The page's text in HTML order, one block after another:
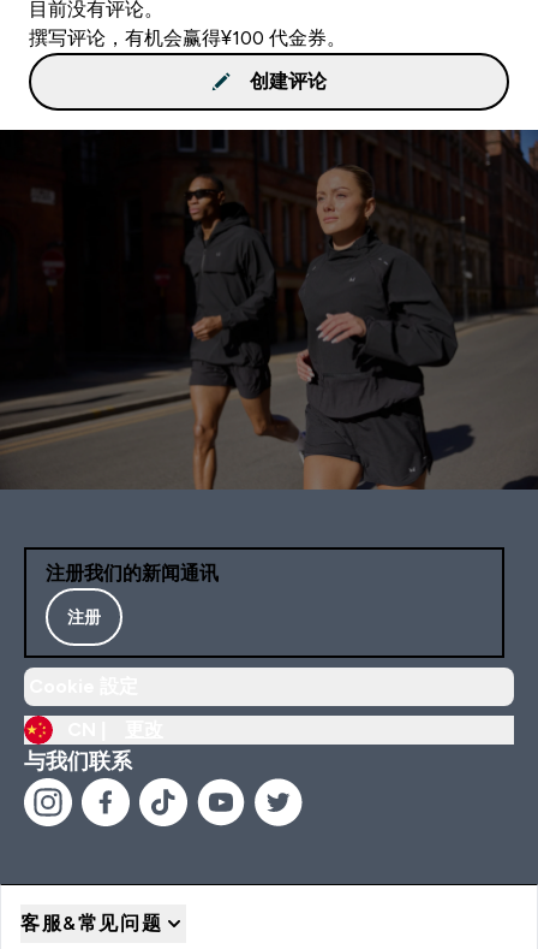
目前没有评论。
撰写评论，有机会赢得¥100 代金券。
创建评论
注册我们的新闻通讯
注册
与我们联系
客服&常见问题